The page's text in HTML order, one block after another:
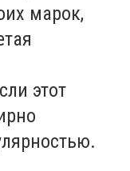
марок,
этот